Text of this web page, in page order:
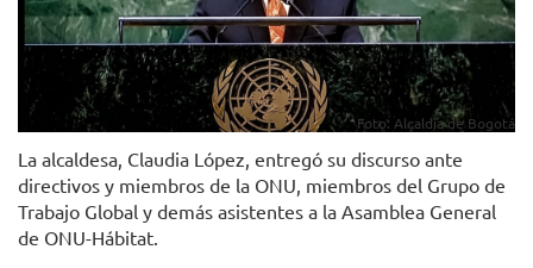
Foto: Alcaldía de Bogotá
La alcaldesa, Claudia López, entregó su discurso ante
directivos y miembros de la ONU, miembros del Grupo de
Trabajo Global y demás asistentes a la Asamblea General
de ONU-Hábitat.